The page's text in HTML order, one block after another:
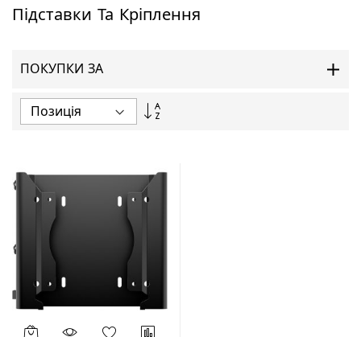
Підставки Та Кріплення
ПОКУПКИ ЗА
Сортувати